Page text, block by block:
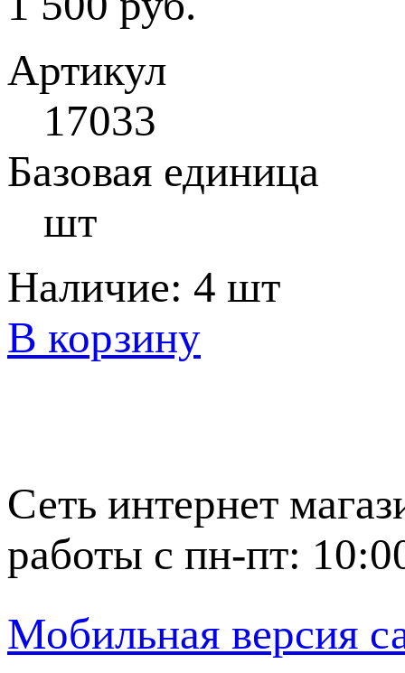
Артикул
17033
Базовая единица
шт
Наличие: 4 шт
В корзину
Сеть интернет
работы с пн-пт:
Мобильная версия